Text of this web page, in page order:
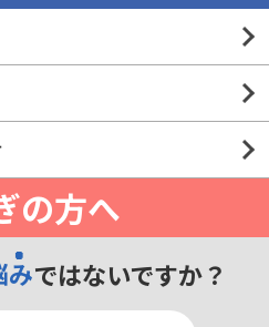
の方へ
みではないですか？